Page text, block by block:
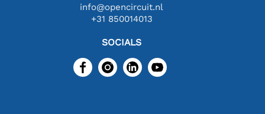
info@opencircuit.nl
+31 850014013
SOCIALS